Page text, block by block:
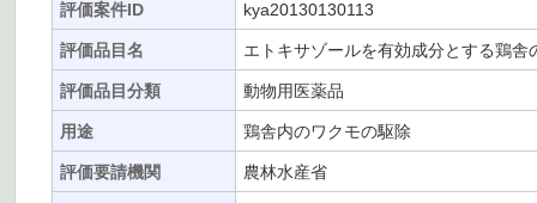
評価案件ID kya20130130113
評価品目名 エトキサゾールを有効成分とする鶏
評価品目分類 動物用医薬品
用途 鶏舎内のワクモの駆除
評価要請機関 農林水産省